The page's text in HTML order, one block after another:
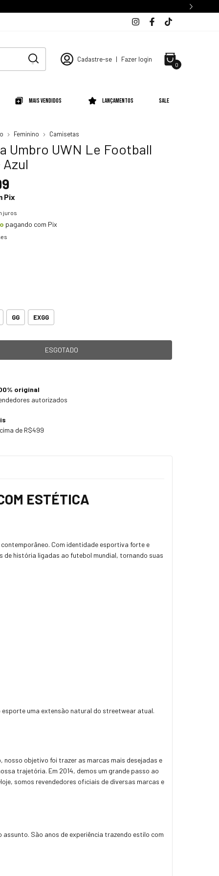
Cadastre-se | Fazer login
0
Mais Vendidos Lançamentos SALE
Feminino Camisetas
Umbro UWN Le Football
Pix
juros
pagando com Pix
GG EXGG
original
autorizados
de R$499
ESTÉTICA
Com identidade esportiva forte e
de história ligadas ao futebol mundial, tornando suas
uma extensão natural do streetwear atual.
nosso objetivo foi trazer as marcas mais desejadas e
trajetória. Em 2014, demos um grande passo ao
somos revendedores oficiais de diversas marcas e
São anos de experiência trazendo estilo com